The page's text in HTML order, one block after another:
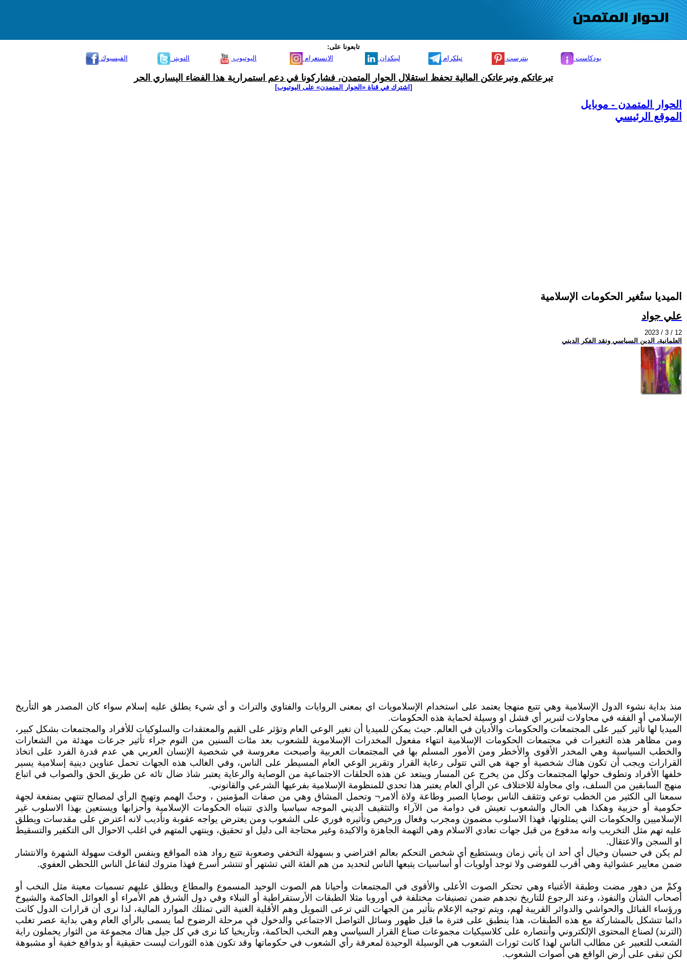
تابعونا على:
الفيسبوك
التويتر اليوتيوب الانستغرام لينكدإن تيلكرام بنترست بودكاست
تبرعاتكم وتبرعاتكن المالية تحفظ استقلال الحوار المتمدن، فشاركونا في دعم استمرارية هذا الفضاء اليساري الحر
[اشترك في قناة ‫«الحوار المتمدن» على اليوتيوب]
الحوار المتمدن - موبايل
الموقع الرئيسي
الميديا ستُغير الحكومات الإسلامية
علي جواد
2023 / 3 / 12
العلمانية، الدين السياسي ونقد الفكر الديني
منذ بداية نشوء الدول الإسلامية وهي تتبع منهجا يعتمد على استخدام الإسلامويات اي بمعنى الروايات والفتاوي والتراث و أي شيء يطلق عليه إسلام سواء كان المصدر هو التأريخ
الإسلامي أو الفقه في محاولات لتبرير أي فشل او وسيلة لحماية هذه الحكومات.
الميديا لها تأثير كبير على المجتمعات والحكومات والأديان في العالم. حيث يمكن للميديا أن تغير الوعي العام وتؤثر على القيم والمعتقدات والسلوكيات للأفراد والمجتمعات بشكل كبير،
ومن مظاهر هذه التغيرات في مجتمعات الحكومات الإسلامية انتهاء مفعول المخدرات الإسلاموية للشعوب بعد مئات السنين من النوم جراء تأثير جرعات مهدئة من الشعارات
والخطب السياسية وهي المخدر الأقوى والأخطر ومن الأمور المسلم بها في المجتمعات العربية وأصبحت مغروسة في شخصية الإنسان العربي هي عدم قدرة الفرد على اتخاذ
القرارات ويجب أن تكون هناك شخصية أو جهة هي التي تتولى رعاية القرار وتقرير الوعي العام المسيطر على الناس، وفي الغالب هذه الجهات تحمل عناوين دينية إسلامية يسير
خلفها الأفراد وتطوف حولها المجتمعات وكل من يخرج عن المسار ويبتعد عن هذه الحلقات الاجتماعية من الوصاية والرعاية يعتبر شاذ ضال تائه عن طريق الحق والصواب في اتباع
منهج السابقين من السلف، واي محاولة للاختلاف عن الرأي العام يعتبر هذا تحدي للمنظومة الإسلامية بفرعيها الشرعي والقانوني.
سمعنا الى الكثير من الخطب توعي وتثقف الناس بوصايا الصبر وطاعة ولاة ألامر¬ وتحمل المشاق وهي من صفات المؤمنين ، وحثً الهمم وتهيج الرأي لمصالح تنتهي بمنفعة لجهة
حكومية أو حزبية وهكذا هي الحال والشعوب تعيش في دوامة من الآراء والتثقيف الديني الموجه سياسيا والذي تتبناه الحكومات الإسلامية وأحزابها ويستعين بهذا الاسلوب غير
الإسلاميين والحكومات التي يمثلونها، فهذا الاسلوب مضمون ومجرب وفعال ورخيص وتأثيره فوري على الشعوب ومن يعترض يواجه عقوبة وتأديب لانه اعترض على مقدسات ويطلق
عليه تهم مثل التخريب وانه مدفوع من قبل جهات تعادي الاسلام وهي التهمة الجاهزة والاكيدة وغير محتاجة الى دليل او تحقيق، وينتهي المتهم في اغلب الاحوال الى التكفير والتسقيط
او السجن والاعتقال.
لم يكن في حسبان وخيال أي أحد ان يأتي زمان ويستطيع أي شخص التحكم بعالم افتراضي و بسهولة التخفي وصعوبة تتبع رواد هذه المواقع وبنفس الوقت سهولة الشهرة والانتشار
ضمن معايير عشوائية وهي أقرب للفوضى ولا توجد أولويات أو أساسيات يتبعها الناس لتحديد من هم الفئة التي تشتهر أو تنتشر أسرع فهذا متروك لتفاعل الناس اللحظي العفوي.
وكمْ من دهور مضت وطبقة الأغنياء وهي تحتكر الصوت الأعلى والأقوى في المجتمعات وأحيانا هم الصوت الوحيد المسموع والمطاع ويطلق عليهم تسميات معينة مثل النخب أو
أصحاب الشأن والنفوذ، وعند الرجوع للتاريخ نجدهم ضمن تصنيفات مختلفة في أوروبا مثلا الطبقات الأرستقراطية أو النبلاء وفي دول الشرق هم الأمراء أو العوائل الحاكمة والشيوخ
ورؤساء القبائل والحواشي والدوائر القريبة لهم، ويتم توجيه الإعلام بتأثير من الجهات التي ترعى التمويل وهم الأقلية الغنية التي تمتلك الموارد المالية، لذا نرى أن قرارات الدول كانت
دائما تتشكل بالمشاركة مع هذه الطبقات، هذا ينطبق على فترة ما قبل ظهور وسائل التواصل الاجتماعي والدخول في مرحلة الرضوخ لما يسمى بالرأي العام وهي بداية عصر تغلب
(الترند) لصناع المحتوى الإلكتروني وأنتصاره على كلاسيكيات مجموعات صناع القرار السياسي وهم النخب الحاكمة، وتأريخيا كنا نرى في كل جيل هناك مجموعة من الثوار يحملون راية
الشعب للتعبير عن مطالب الناس لهذا كانت ثورات الشعوب هي الوسيلة الوحيدة لمعرفة رأي الشعوب في حكوماتها وقد تكون هذه الثورات ليست حقيقية أو بدوافع خفية أو مشبوهة
لكن تبقى على أرض الواقع هي أصوات الشعوب.